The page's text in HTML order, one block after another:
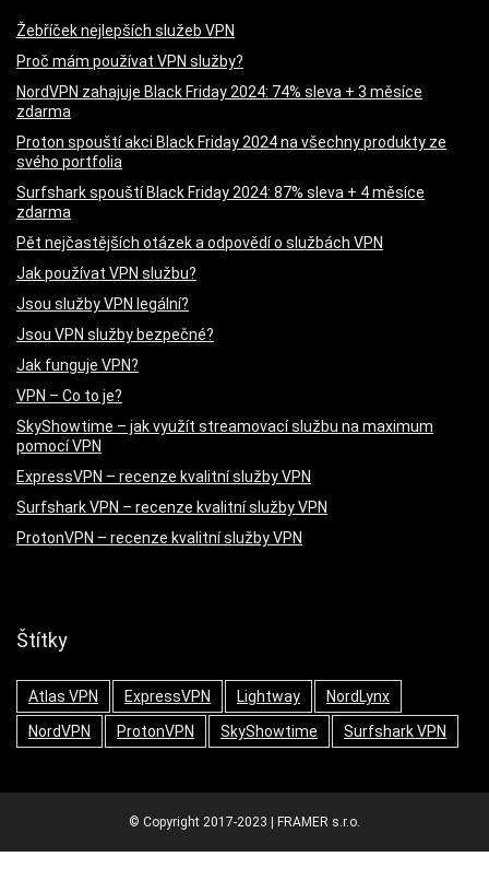
Žebříček nejlepších služeb VPN
Proč mám používat VPN služby?
NordVPN zahajuje Black Friday 2024: 74% sleva + 3 měsíce
zdarma
Proton spouští akci Black Friday 2024 na všechny produkty ze
svého portfolia
Surfshark spouští Black Friday 2024: 87% sleva + 4 měsíce
zdarma
Pět nejčastějších otázek a odpovědí o službách VPN
Jak používat VPN službu?
Jsou služby VPN legální?
Jsou VPN služby bezpečné?
Jak funguje VPN?
VPN – Co to je?
SkyShowtime – jak využít streamovací službu na maximum
pomocí VPN
ExpressVPN – recenze kvalitní služby VPN
Surfshark VPN – recenze kvalitní služby VPN
ProtonVPN – recenze kvalitní služby VPN
Štítky
Atlas VPN ExpressVPN Lightway
NordLynx
NordVPN
ProtonVPN SkyShowtime Surfshark VPN
© Copyright 2017-2023 | FRAMER s.r.o.